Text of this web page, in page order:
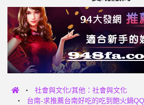
社會與文化/其他：社會與文化
台南-求推薦台南好吃的吃到飽火鍋